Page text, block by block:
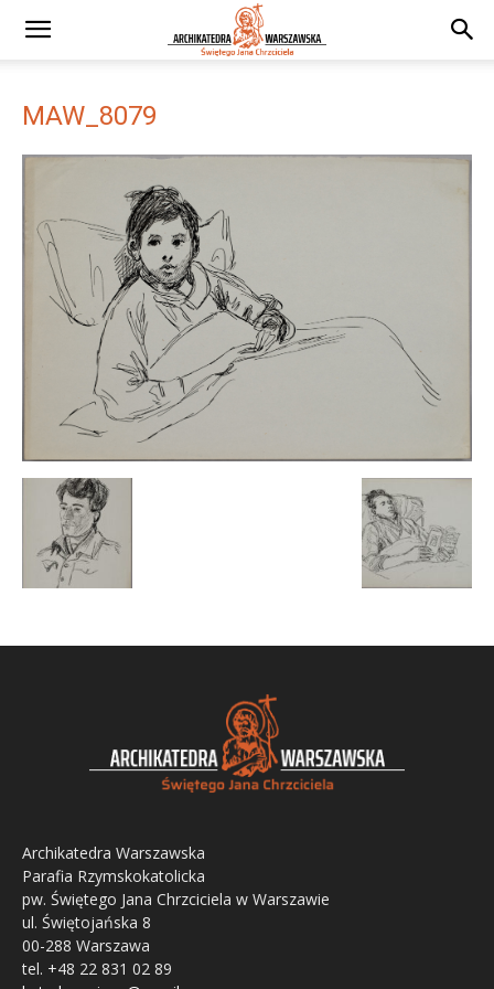
MAW_8079
Archikatedra Warszawska
Parafia Rzymskokatolicka
pw. Świętego Jana Chrzciciela w Warszawie
ul. Świętojańska 8
00-288 Warszawa
tel. +48 22 831 02 89